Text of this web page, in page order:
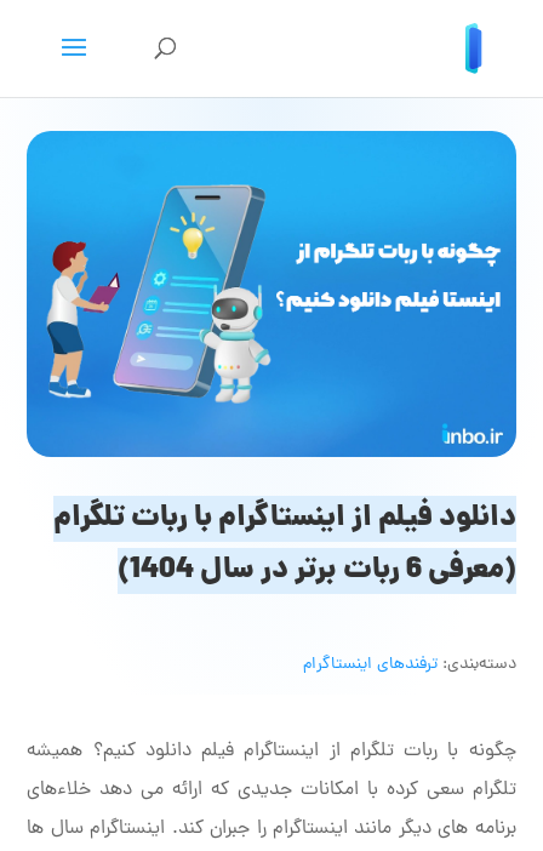
دانلود فیلم از اینستاگرام با ربات تلگرام
(معرفی 6 ربات برتر در سال 1404)
دسته‌بندی:ترفندهای اینستاگرام
چگونه با ربات تلگرام از اینستاگرام فیلم دانلود کنیم؟ همیشه
تلگرام سعی کرده با امکانات جدیدی که ارائه می دهد خلاءهای
برنامه های دیگر مانند اینستاگرام را جبران کند. اینستاگرام سال ها